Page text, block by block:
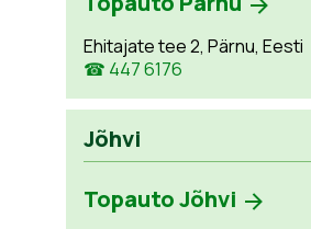
Ehitajate tee 2, Pärnu, Eesti
☎ 447 6176
Jõhvi
Topauto Jõhvi